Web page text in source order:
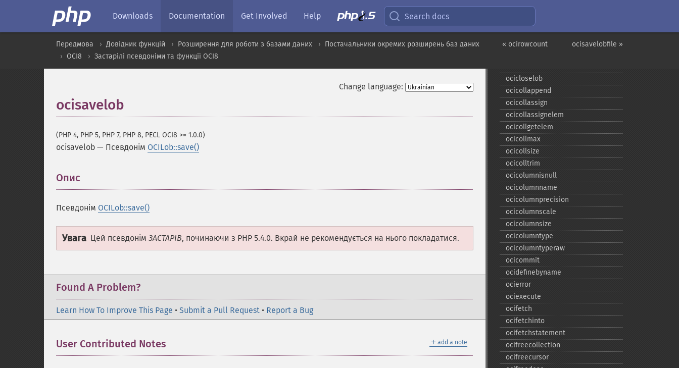
Downloads Documentation Get Involved Help Search docs
ocisavelobfile »
« ocirowcount
Передмова Довідник функцій Розширення для роботи з базами даних
Постачальники окремих розширень баз даних
OCI8
Застарілі псевдоніми та функції OCI8
Change language:
ocisavelob
(PHP 4, PHP 5, PHP 7, PHP 8, PECL OCI8 >= 1.0.0)
ocisavelob — Псевдонім OCILob::save()
Опис
Псевдонім OCILob::save()
Увага Цей псевдонім ЗАСТАРІВ, починаючи з PHP 5.4.0. Вкрай не рекомендується на нього покладатися.
Found A Problem?
Learn How To Improve This Page • Submit a Pull Request • Report a Bug
＋ add a note
User Contributed Notes
Застарілі псевдоніми та
функції OCI8
oci_​internal_​debug
ocicloselob
ocicollappend
ocicollassign
ocicollassignelem
ocicollgetelem
ocicollmax
ocicollsize
ocicolltrim
ocicolumnisnull
ocicolumnname
ocicolumnprecision
ocicolumnscale
ocicolumnsize
ocicolumntype
ocicolumntyperaw
ocicommit
ocidefinebyname
ocierror
ociexecute
ocifetch
ocifetchinto
ocifetchstatement
ocifreecollection
ocifreecursor